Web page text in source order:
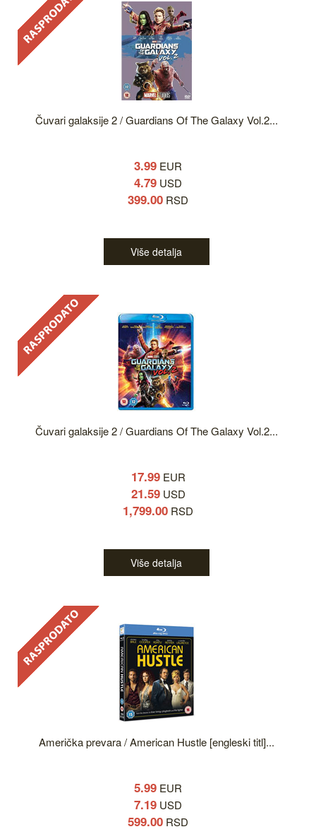
Čuvari galaksije 2 / Guardians Of The Galaxy Vol.2...
3.99 EUR
4.79 USD
399.00 RSD
Više detalja
Čuvari galaksije 2 / Guardians Of The Galaxy Vol.2...
17.99EUR
21.59USD
1,799.00 RSD
Više detalja
Američka prevara / American Hustle [engleski titl]...
5.99 EUR
7.19 USD
599.00 RSD